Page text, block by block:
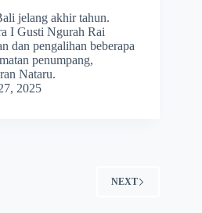
jelang akhir tahun.
I Gusti Ngurah Rai
dan pengalihan beberapa
penumpang,
Nataru.
2025
NEXT